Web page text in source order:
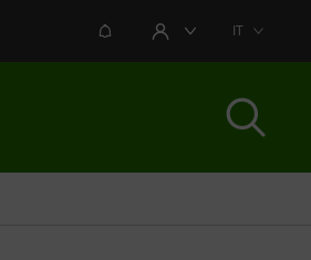
NOTIFICHEAREA UTENTEIT